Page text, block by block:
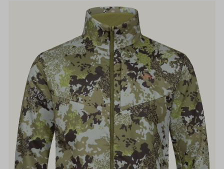
auf die eigenen Bedürfnisse abstimmen und tragen aktiv zum
besseren Treffen bei. Gleichzeitig ist ihre Konstruktion ganzheitlich
auf den Schutz des Gehörs von Jäger und Hund abgestimmt.
Immer, bei jedem Schuss. Dafür sorgt der Blaser
Integralschalldämpfer. Dank gleichmäßig über den gesamten Lauf
verteilter Masse, bietet die R8 Ultimate Silence die erstklassige
Balance und Führigkeit, die jedes R8 Modell auszeichnet. Die ­
Außenkontur von Lauf- und Schalldämpfermantel ist in
stufenlosem Bull-Barrel-Design gestaltet, das ihr sowohl ein
geringes Gewicht als auch ein ausgesprochen attraktives
Gesamtbild verleiht.